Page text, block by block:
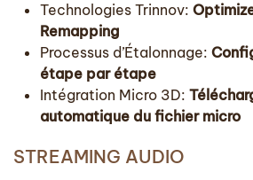
Technologies Trinnov:
Remapping
Processus d’Étalonnage:
étape par étape
Intégration Micro 3D:
automatique du fichier micro
STREAMING AUDIO